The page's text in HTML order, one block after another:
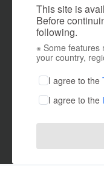
This site is
Before
following.
※ Some features
your country,
I agree to the
I agree to the